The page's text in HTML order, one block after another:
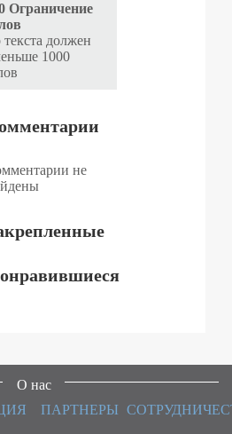
Ограничение
текста должен
1000
не
О нас
ПАРТНЕРЫ